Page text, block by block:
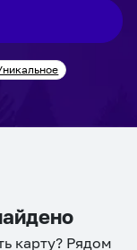
карту? Рядом